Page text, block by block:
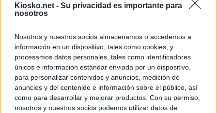
Kiosko.net - Su privacidad es importante para
nosotros
Nosotros y nuestros socios almacenamos o accedemos a
información en un dispositivo, tales como cookies, y
procesamos datos personales, tales como identificadores
únicos e información estándar enviada por un dispositivo,
para personalizar contenidos y anuncios, medición de
anuncios y del contenido e información sobre el público, así
como para desarrollar y mejorar productos. Con su permiso,
nosotros y nuestros socios podemos utilizar datos de